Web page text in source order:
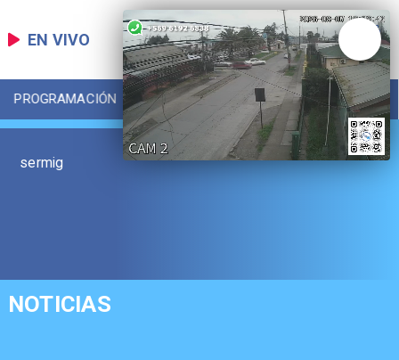
EN VIVO
PROGRAMACIÓN LOCAL DEPORTES
sermig
NOTICIAS